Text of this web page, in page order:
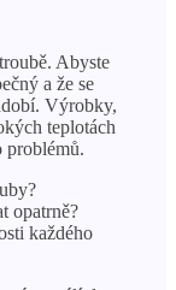
Abyste
a že se
Výrobky,
teplotách
problémů.
opatrně?
každého